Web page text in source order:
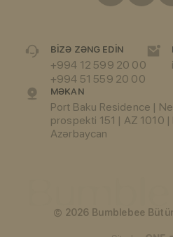
BIZƏ ZƏNG EDIN
+994 12 599 20 00
+994 51 559 20 00
MƏKAN
Port Baku Residence |
prospekti 151 | AZ 1010 |
Azərbaycan
© 2026 Bumblebee